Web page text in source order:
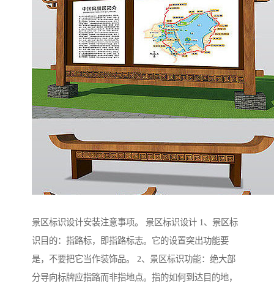
景区标识设计安装注意事项。 景区标识设计 1、景区标
识目的：指路标，即指路标志。它的设置突出功能要
是，不要把它当作装饰品。 2、景区标识功能：绝大部
分导向标牌应指路而非指地点。指的如何到达目的地，